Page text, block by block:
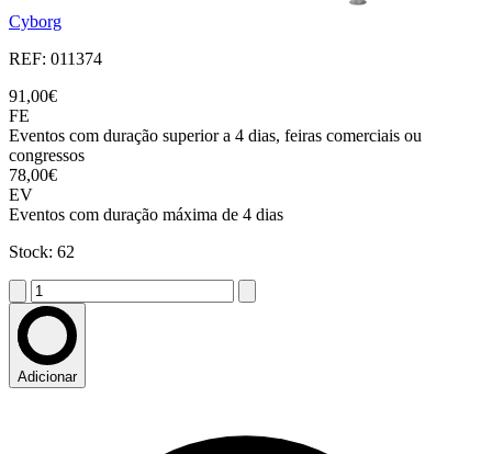
Cyborg
REF: 011374
91,00€
FE
Eventos com duração superior a 4 dias, feiras comerciais ou
congressos
78,00€
EV
Eventos com duração máxima de 4 dias
Stock: 62
Adicionar